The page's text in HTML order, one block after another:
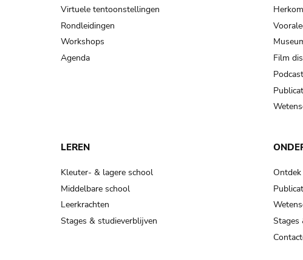
Virtuele tentoonstellingen
Rondleidingen
Workshops
Agenda
Film
LEREN
Kleuter- & lagere school
Middelbare school
Leerkrachten
Stages & studieverblijven
Stages